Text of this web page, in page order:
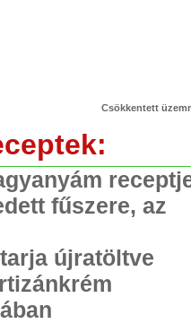
Csökkentett
fűszere, az
újratöltve